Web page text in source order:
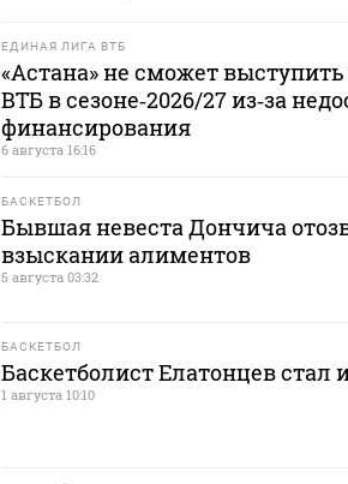
ЕДИНАЯ ЛИГА ВТБ
«Астана» не сможет
ВТБ в сезоне‑2026/27 из‑за
финансирования
6 августа 16:16
БАСКЕТБОЛ
Бывшая невеста Дончича
взыскании алиментов
5 августа 03:32
БАСКЕТБОЛ
Баскетболист Елатонцев
1 августа 10:10